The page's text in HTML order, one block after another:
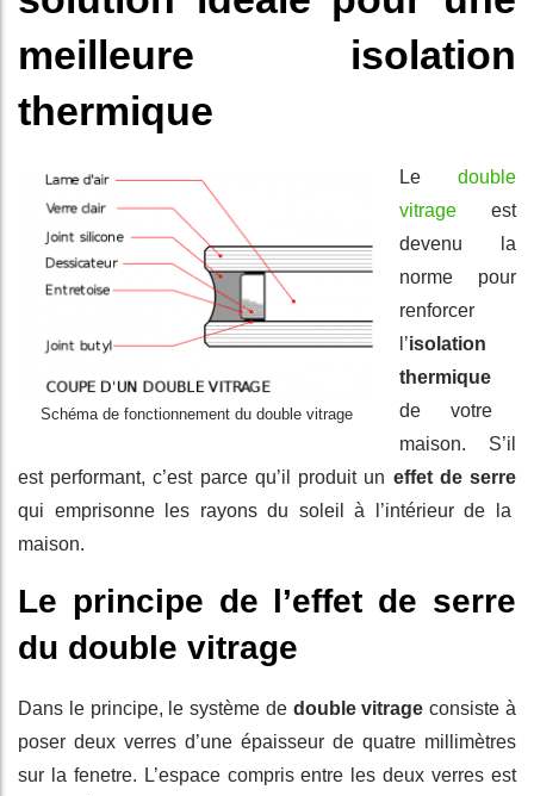
meilleure isolation
thermique
Schéma de fonctionnement du double vitrage
Le double
vitrage est
devenu la
norme pour
renforcer
l’isolation
thermique
de votre
maison. S’il
est performant, c’est parce qu’il produit un effet de serre
qui emprisonne les rayons du soleil à l’intérieur de la
maison.
Le principe de l’effet de serre
du double vitrage
Dans le principe, le système de double vitrage consiste à
poser deux verres d’une épaisseur de quatre millimètres
sur la fenetre. L’espace compris entre les deux verres est